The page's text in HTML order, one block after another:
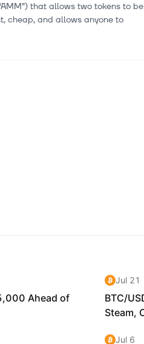
that allows two tokens to be
cheap, and allows anyone to